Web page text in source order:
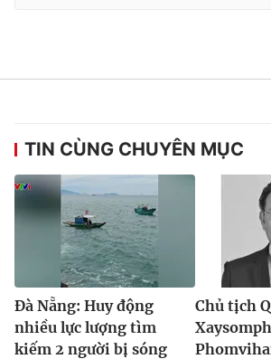
TIN CÙNG CHUYÊN MỤC
Đà Nẵng: Huy động
nhiều lực lượng tìm
kiếm 2 người bị sóng
Chủ tịch